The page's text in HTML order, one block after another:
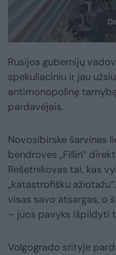
Rusijos gubernijų
spekuliaciniu ir jau
antimonopolinę
pardavėjais.
Novosibirske šarvines
bendrovės „Fillin“
Rešetnikovas tai, kas
„katastrofišku
visas savo atsargas, o
– juos pavyks išpildyti
Volgogrado srityje